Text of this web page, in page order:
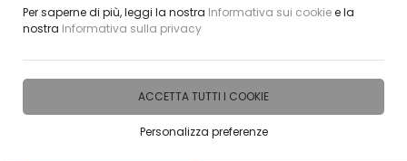
Per saperne di più, leggi la nostra Informativa sui cookiee la
nostra Informativa sulla privacy
ACCETTA TUTTI I COOKIE
Personalizza preferenze
Porta in vetro temperato da 8
bellinvetro cod 437
DISPONIBILE IN 15 GIORNI